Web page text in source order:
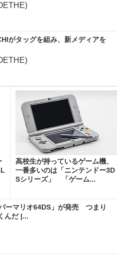
がタッグを組み、新メディアを
高校生が持っているゲーム機、
一番多いのは「ニンテンドー3D
Sシリーズ」 「ゲーム...
ーマリオ64DS」が発売 つまり
んだ |...